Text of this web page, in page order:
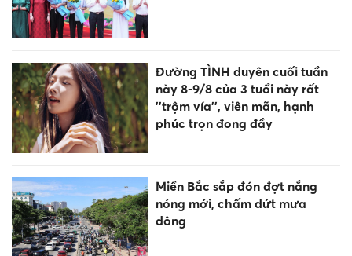
Đường TÌNH duyên cuối tuần
này 8-9/8 của 3 tuổi này rất
''trộm vía'', viên mãn, hạnh
phúc trọn đong đầy
Miền Bắc sắp đón đợt nắng
nóng mới, chấm dứt mưa
dông